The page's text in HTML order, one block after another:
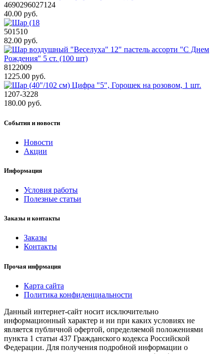
4690296027124
40.00 руб.
501510
82.00 руб.
8122009
1225.00 руб.
1207-3228
180.00 руб.
События и новости
Новости
Акции
Информация
Условия работы
Полезные статьи
Заказы и контакты
Заказы
Контакты
Прочая инфрмация
Карта сайта
Политика конфиденциальности
Данный интернет-сайт носит исключительно
информационный характер и ни при каких условиях не
является публичной офертой, определяемой положениями
пункта 1 статьи 437 Гражданского кодекса Российской
Федерации. Для получения подробной информации о